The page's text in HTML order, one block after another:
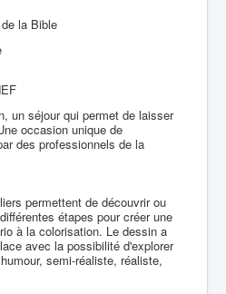
la Bible
un séjour qui permet de laisser
occasion unique de
des professionnels de la
permettent de découvrir ou
étapes pour créer une
à la colorisation. Le dessin a
avec la possibilité d'explorer
semi-réaliste, réaliste,